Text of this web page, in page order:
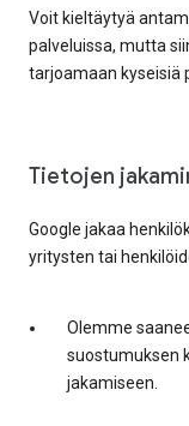
Voit kieltäytyä
palveluissa, mutta
tarjoamaan kyseisiä
Tietojen
Google jakaa
yritysten tai
Olemme
suostumuksen
jakamiseen.